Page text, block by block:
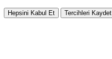
Hepsini Kabul Et Tercihleri Kaydet